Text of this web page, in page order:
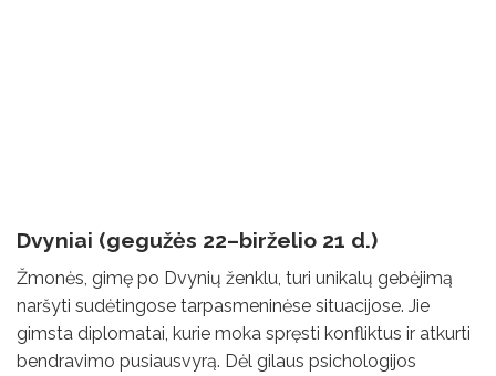
Dvyniai (gegužės 22–birželio 21 d.)
Žmonės, gimę po Dvynių ženklu, turi unikalų gebėjimą
naršyti sudėtingose ​​tarpasmeninėse situacijose. Jie
gimsta diplomatai, kurie moka spręsti konfliktus ir atkurti
bendravimo pusiausvyrą. Dėl gilaus psichologijos